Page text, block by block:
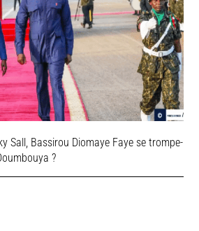
Sall, Bassirou Diomaye Faye se trompe-
?